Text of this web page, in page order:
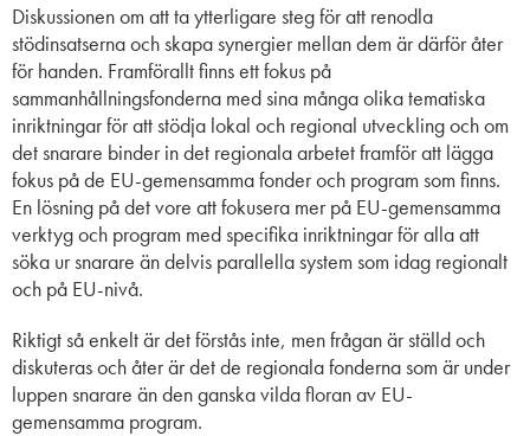
Diskussionen om att ta ytterligare steg för att renodla
stödinsatserna och skapa synergier mellan dem är därför åter
för handen. Framförallt finns ett fokus på
sammanhållningsfonderna med sina många olika tematiska
inriktningar för att stödja lokal och regional utveckling och om
det snarare binder in det regionala arbetet framför att lägga
fokus på de EU-gemensamma fonder och program som finns.
En lösning på det vore att fokusera mer på EU-gemensamma
verktyg och program med specifika inriktningar för alla att
söka ur snarare än delvis parallella system som idag regionalt
och på EU-nivå.
Riktigt så enkelt är det förstås inte, men frågan är ställd och
diskuteras och åter är det de regionala fonderna som är under
luppen snarare än den ganska vilda floran av EU-
gemensamma program.